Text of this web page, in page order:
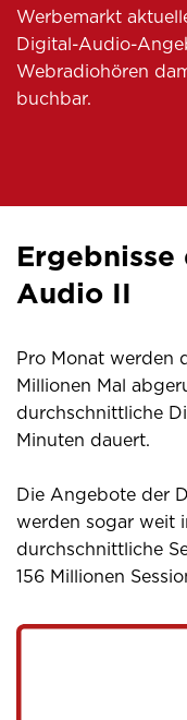
Werbemarkt
Digital-Audio-
Webradiohören
buchbar.
Audio II
Pro Monat werden
Millionen Mal
durchschnittliche
Minuten dauert.
Die Angebote der
werden sogar weit
durchschnittliche
156 Millionen